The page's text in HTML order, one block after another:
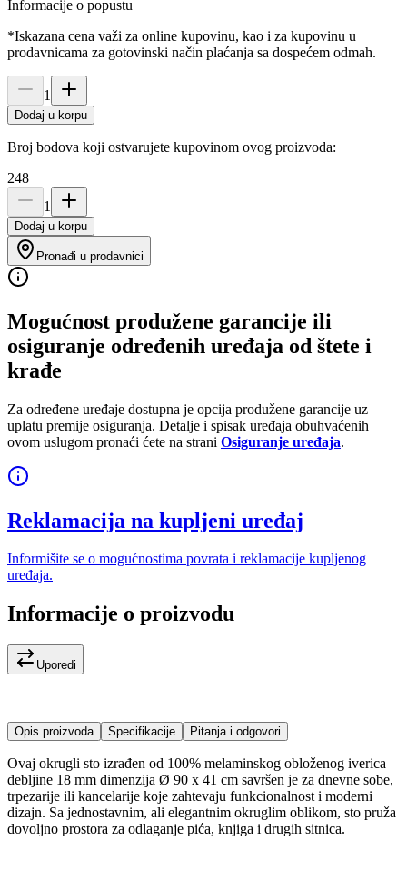
Informacije o popustu
*Iskazana cena važi za online kupovinu, kao i za kupovinu u
prodavnicama za gotovinski način plaćanja sa dospećem odmah.
1
Dodaj u korpu
Broj bodova koji ostvarujete kupovinom ovog proizvoda:
248
1
Dodaj u korpu
Pronađi u prodavnici
Mogućnost produžene garancije ili
osiguranje određenih uređaja od štete i
krađe
Za određene uređaje dostupna je opcija produžene garancije uz
uplatu premije osiguranja. Detalje i spisak uređaja obuhvaćenih
ovom uslugom pronaći ćete na strani Osiguranje uređaja.
Reklamacija na kupljeni uređaj
Informišite se o mogućnostima povrata i reklamacije kupljenog
uređaja.
Informacije o proizvodu
Uporedi
Opis proizvoda Specifikacije Pitanja i odgovori
Ovaj okrugli sto izrađen od 100% melaminskog obloženog iverica
debljine 18 mm dimenzija Ø 90 x 41 cm savršen je za dnevne sobe,
trpezarije ili kancelarije koje zahtevaju funkcionalnost i moderni
dizajn. Sa jednostavnim, ali elegantnim okruglim oblikom, sto pruža
dovoljno prostora za odlaganje pića, knjiga i drugih sitnica.